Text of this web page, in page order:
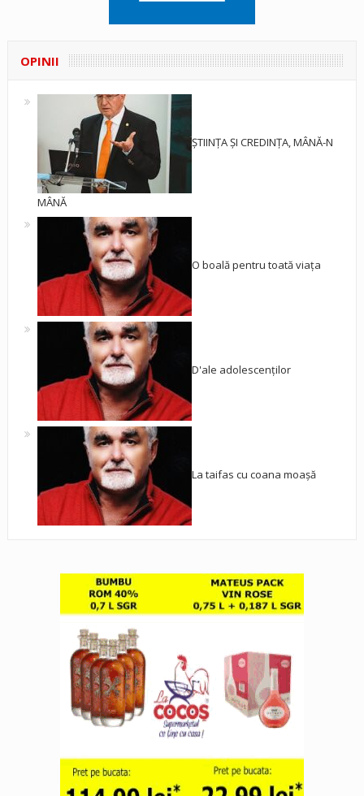
OPINII
ȘTIINȚA ȘI CREDINȚA, MÂNĂ-N
MÂNĂ
O boală pentru toată viața
D'ale adolescenților
La taifas cu coana moașă